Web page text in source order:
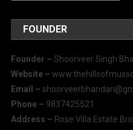
FOUNDER
Founder – Shoorveer Singh
Website –
Email –
Phone – 9837425521
Address – Rose Villa Estate